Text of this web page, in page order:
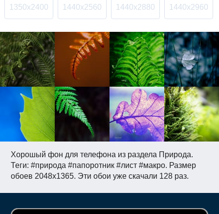
Хорошый фон для телефона из раздела Природа.
Теги: #природа #папоротник #лист #макро. Размер
обоев 2048x1365. Эти обои уже скачали 128 раз.
1350x2400 1440x2560 1440x2880 1440x2960